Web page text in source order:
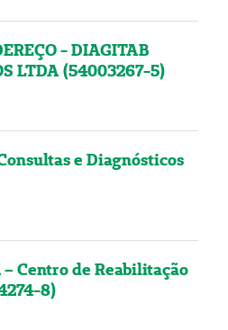
- DIAGITAB
LTDA (54003267-5)
e Diagnósticos
Centro de Reabilitação
8)